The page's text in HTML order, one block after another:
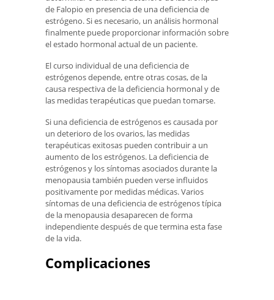
de Falopio en presencia de una deficiencia de
estrógeno. Si es necesario, un análisis hormonal
finalmente puede proporcionar información sobre
el estado hormonal actual de un paciente.
El curso individual de una deficiencia de
estrógenos depende, entre otras cosas, de la
causa respectiva de la deficiencia hormonal y de
las medidas terapéuticas que puedan tomarse.
Si una deficiencia de estrógenos es causada por
un deterioro de los ovarios, las medidas
terapéuticas exitosas pueden contribuir a un
aumento de los estrógenos. La deficiencia de
estrógenos y los síntomas asociados durante la
menopausia también pueden verse influidos
positivamente por medidas médicas. Varios
síntomas de una deficiencia de estrógenos típica
de la menopausia desaparecen de forma
independiente después de que termina esta fase
de la vida.
Complicaciones